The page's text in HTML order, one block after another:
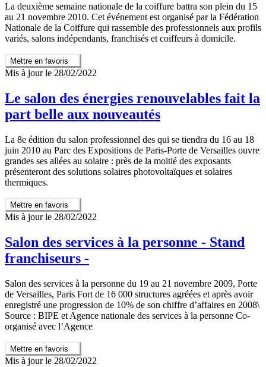
La deuxième semaine nationale de la coiffure battra son plein du 15
au 21 novembre 2010. Cet événement est organisé par la Fédération
Nationale de la Coiffure qui rassemble des professionnels aux profils
variés, salons indépendants, franchisés et coiffeurs à domicile.
Mettre en favoris
Mis à jour le 28/02/2022
Le salon des énergies renouvelables fait la
part belle aux nouveautés
La 8e édition du salon professionnel des qui se tiendra du 16 au 18
juin 2010 au Parc des Expositions de Paris-Porte de Versailles ouvre
grandes ses allées au solaire : près de la moitié des exposants
présenteront des solutions solaires photovoltaïques et solaires
thermiques.
Mettre en favoris
Mis à jour le 28/02/2022
Salon des services à la personne - Stand
franchiseurs -
Salon des services à la personne du 19 au 21 novembre 2009, Porte
de Versailles, Paris Fort de 16 000 structures agréées et après avoir
enregistré une progression de 10% de son chiffre d’affaires en 2008\
Source : BIPE et Agence nationale des services à la personne Co-
organisé avec l’Agence
Mettre en favoris
Mis à jour le 28/02/2022